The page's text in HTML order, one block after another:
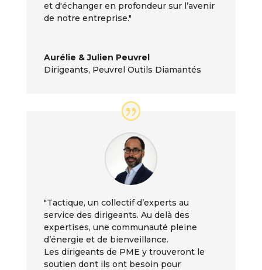
et d'échanger en profondeur sur l’avenir
de notre entreprise."
Aurélie & Julien Peuvrel
Dirigeants, Peuvrel Outils Diamantés
"Tactique, un collectif d’experts au
service des dirigeants. Au delà des
expertises, une communauté pleine
d’énergie et de bienveillance.
Les dirigeants de PME y trouveront le
soutien dont ils ont besoin pour